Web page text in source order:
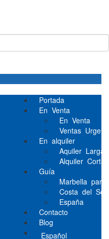
Portada
En Venta
En Venta
Ventas
En alquiler
Aquiler Larga
Alquiler Corta
Guía
Marbella
Costa del Sol
España
Contacto
Blog
Español